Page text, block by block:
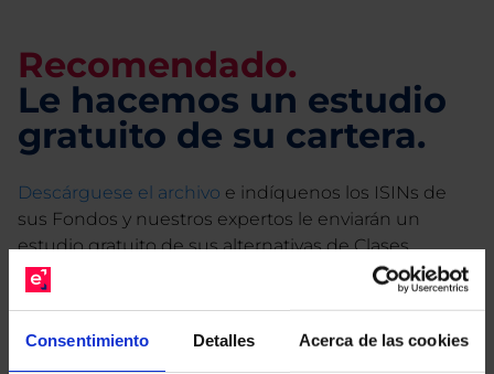
Consentimiento Detalles Acerca de las cookies
Recomendado.
Le hacemos un estudio
gratuito de su cartera.
Descárguese el archivo e indíquenos los ISINs de
sus Fondos y nuestros expertos le enviarán un
estudio gratuito de sus alternativas de Clases
Limpias con las que podrá ahorrar en sus costes.